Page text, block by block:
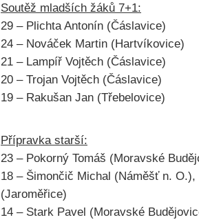
Soutěž mladších žáků 7+1:
29 – Plichta Antonín (Čáslavice)
24 – Nováček Martin (Hartvíkovice)
21 – Lampíř Vojtěch (Čáslavice)
20 – Trojan Vojtěch (Čáslavice)
19 – Rakušan Jan (Třebelovice)
Přípravka starší:
23 – Pokorný Tomáš (Moravské
18 – Šimončič Michal (Náměšť n. O.),
(Jaroměřice)
14 – Stark Pavel (Moravské